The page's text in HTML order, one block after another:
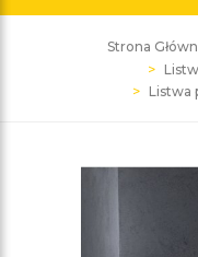
Strona
Listwa